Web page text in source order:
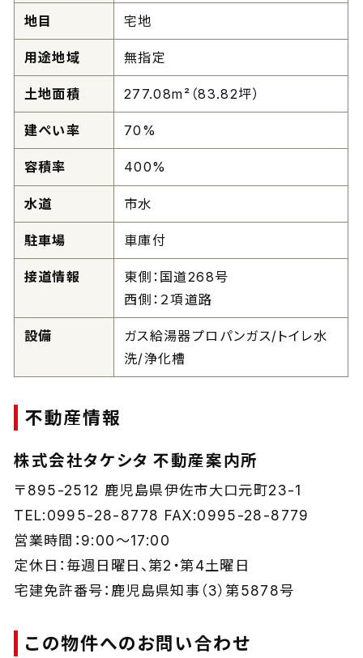
地目 宅地
用途地域 無指定
土地面積 277.08m²（83.82坪）
建ぺい率 70%
容積率 400%
水道 市水
駐車場 車庫付
接道情報
東側：国道268号
西側：２項道路
設備
ガス給湯器プロパンガス/トイレ水
洗/浄化槽
不動産情報
株式会社タケシタ 不動産案内所
〒895-2512 鹿児島県伊佐市大口元町23-1
TEL:0995-28-8778 FAX:0995-28-8779
営業時間：9:00～17:00
定休日：毎週日曜日、第2・第4土曜日
宅建免許番号：鹿児島県知事（3）第5878号
この物件へのお問い合わせ